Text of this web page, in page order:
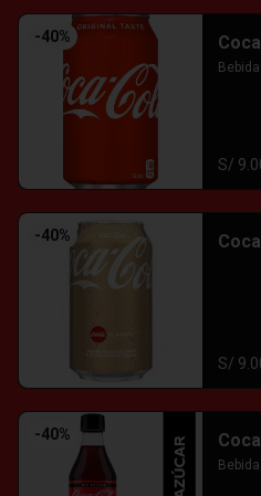
-40%
S/
-40%
S/
-40%